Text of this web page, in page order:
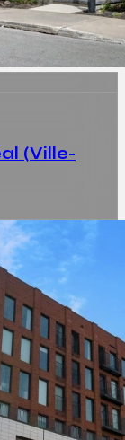
(Ville-